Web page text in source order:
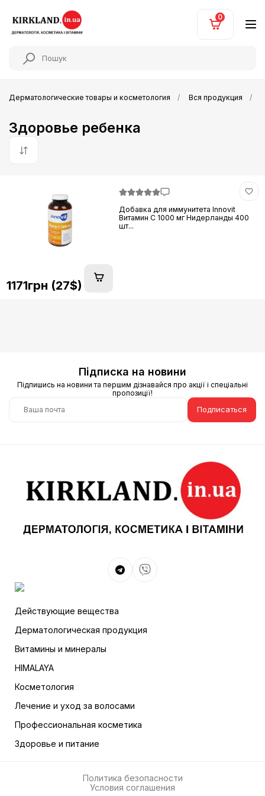
0
Дерматологические товары и косметология Вся продукция
Здоровье ребенка
По умолчанию
Добавка для иммунитета Innovit
Витамин C 1000 мг Нидерланды 400
шт...
1171грн (27$)
Підписка на новини
Підпишись на новини та першим дізнавайся про акції і спеціальні
пропозиції!
Подписаться
Действующие вещества
Дерматологическая продукция
Витамины и минералы
HIMALAYA
Косметология
Лечение и уход за волосами
Профессиональная косметика
Здоровье и питание
Политика безопасности
Условия соглашения